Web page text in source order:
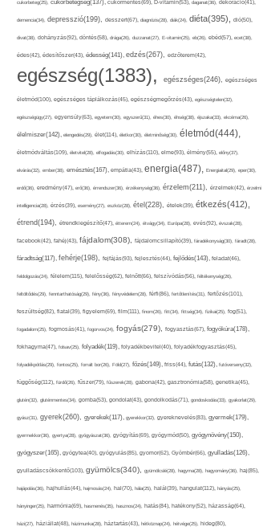
cukorbeteg(25), cukorbetegség(137), cukormentes(69), D-vitamin(53), daganat(36), dekoráció(41),
demencia(34), depresszió(199), desszert(67), diagnózis(28), diák(24), diéta(395), dió(50),
divat(38), dohányzás(92), döntés(58), drága(26), duzzanat(27), E-vitamin(25), eb(26), ebéd(57), ecet(38),
édes(42), édesítőszer(43), édesség(141), edzés(267), edzőterem(42),
egészség(1383), egészséges(246), egészséges
életmód(100), egészséges táplálkozás(45), egészségmegőrzés(43), egészségtelen(32),
egészségügy(27), egyensúly(63), egyetem(30), egyszerű(31), éhes(30), éhség(38), éjszaka(33), ekcéma(26),
élelmiszer(142), elengedés(29), élet(114), életkor(30), életminőség(30), életmód(444),
életmódváltás(109), életvitel(28), elfogadás(30), elhízás(110), elme(93), élmény(55), előny(37),
elvárás(32), ember(38), emésztés(167), empátia(43), energia(487), Energiaital(29), eper(30),
erdő(36), eredmény(47), erő(36), érrendszer(36), érzékenység(36), érzelem(211), érzelmek(42), érzelmi
intelligencia(28), érzés(39), esemény(27), eszköz(28), étel(228), ételek(39), étkezés(412),
étrend(194), étrendkiegészítő(47), étterem(24), étvágy(34), Európa(28), evés(92), évszak(28),
facebook(42), fahéj(43), fájdalom(308), fájdalomcsillapító(39), fáradékonyság(30), fáradt(28),
fáradtság(117), fehérje(198), fejfájás(93), fejlesztés(44), fejlődés(143), feladat(46),
feldolgozás(24), félelem(115), felelősség(62), felnőtt(66), felszívódás(56), féltékenység(26),
feltöltődés(29), fenntarthatóság(29), fény(36), fényvédelem(28), férfi(86), fertőtlenítés(31), fertőzés(101),
feszültség(82), fiatal(39), figyelem(69), film(111), finom(26), fitt(34), fittség(34), fizikai(25), fog(51),
fogadalom(25), fogmosás(41), fogorvos(24), fogyás(279), fogyasztás(67), fogyókúra(178),
fokhagyma(47), folsav(25), folyadék(119), folyadékbevitel(40), folyadékfogyasztás(45),
folyadékpótlás(29), fontos(25), forralt bor(26), Föld(27), főzés(149), friss(44), futás(132), futóverseny(32),
függőség(112), fürdő(26), fűszer(79), fűszerek(28), gabona(42), gasztronómia(58), genetika(45),
glutén(32), gluténmentes(34), gomba(53), gondolat(43), gondolkodás(71), gondoskodás(33), gyakorlat(29),
gyász(31), gyerek(260), gyerekek(117), gyerekkor(32), gyereknevelés(83), gyermek(179),
gyermekkor(36), gyertya(28), gyógyászat(36), gyógyítás(69), gyógymód(50), gyógynövény(150),
gyógyszer(165), gyógytea(40), gyógyulás(85), gyomor(62), Gyömbér(66), gyulladás(126),
gyulladáscsökkentő(103), gyümölcs(340), gyümölcslé(28), hagyma(28), hagyomány(36), haj(85),
hajápolás(36), hajhullás(44), hajmosás(24), hal(70), hála(25), halál(39), hangulat(112), hányás(25),
hányinger(25), harmónia(69), hasmenés(35), hasznos(24), hatás(84), hatékony(52), házasság(64),
házi(27), háziállat(48), házimunka(28), háztartás(43), hétköznap(24), hétvége(25), hideg(80),